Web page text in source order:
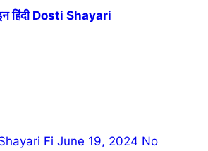
हिंदी Dosti Shayari
Fi June 19, 2024 No